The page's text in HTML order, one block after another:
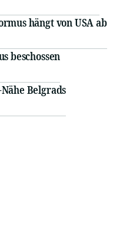
hängt von USA ab
beschossen
Belgrads